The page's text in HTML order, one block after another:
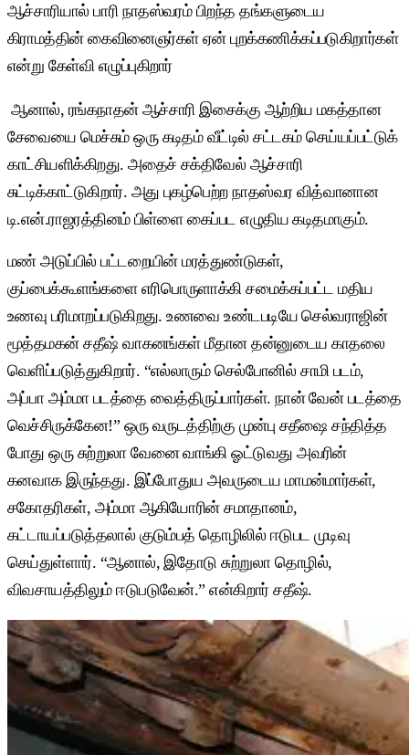
ஆச்சாரியால் பாரி நாதஸ்வரம் பிறந்த தங்களுடைய
கிராமத்தின் கைவினைஞர்கள் ஏன் புறக்கணிக்கப்படுகிறார்கள்
என்று கேள்வி எழுப்புகிறார்
ஆனால், ரங்கநாதன் ஆச்சாரி இசைக்கு ஆற்றிய மகத்தான
சேவையை மெச்சும் ஒரு கடிதம் வீட்டில் சட்டகம் செய்யப்பட்டுக்
காட்சியளிக்கிறது. அதைச் சக்திவேல் ஆச்சாரி
சுட்டிக்காட்டுகிறார். அது புகழ்பெற்ற நாதஸ்வர வித்வானான
டி.என்.ராஜரத்தினம் பிள்ளை கைப்பட எழுதிய கடிதமாகும்.
மண் அடுப்பில் பட்டறையின் மரத்துண்டுகள்,
குப்பைக்கூளங்களை எரிபொருளாக்கி சமைக்கப்பட்ட மதிய
உணவு பரிமாறப்படுகிறது. உணவை உண்டபடியே செல்வராஜின்
மூத்தமகன் சதீஷ் வாகனங்கள் மீதான தன்னுடைய காதலை
வெளிப்படுத்துகிறார். “எல்லாரும் செல்போனில் சாமி படம்,
அப்பா அம்மா படத்தை வைத்திருப்பார்கள். நான் வேன் படத்தை
வெச்சிருக்கேன!” ஒரு வருடத்திற்கு முன்பு சதீஷை சந்தித்த
போது ஒரு சுற்றுலா வேனை வாங்கி ஓட்டுவது அவரின்
கனவாக இருந்தது. இப்போதுய அவருடைய மாமன்மார்கள்,
சகோதரிகள், அம்மா ஆகியோரின் சமாதானம்,
கட்டாயப்படுத்தலால் குடும்பத் தொழிலில் ஈடுபட முடிவு
செய்துள்ளார். “ஆனால், இதோடு சுற்றுலா தொழில்,
விவசாயத்திலும் ஈடுபடுவேன்.” என்கிறார் சதீஷ்.